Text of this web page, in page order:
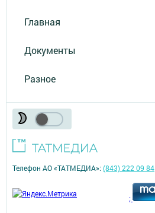
Главная
Документы
Разное
Телефон АО «ТАТМЕДИА»:(843) 222 09 84
;